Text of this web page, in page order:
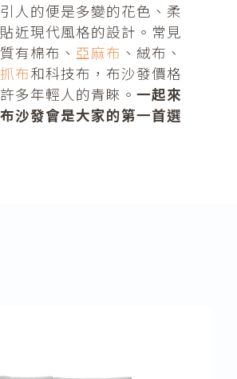
人的便是多變的花色、柔
近現代風格的設計。常見
有棉布、 亞麻布 、絨布、
布和科技布，布沙發價格
多年輕人的青睞。 一起來
沙發會是大家的第一首選